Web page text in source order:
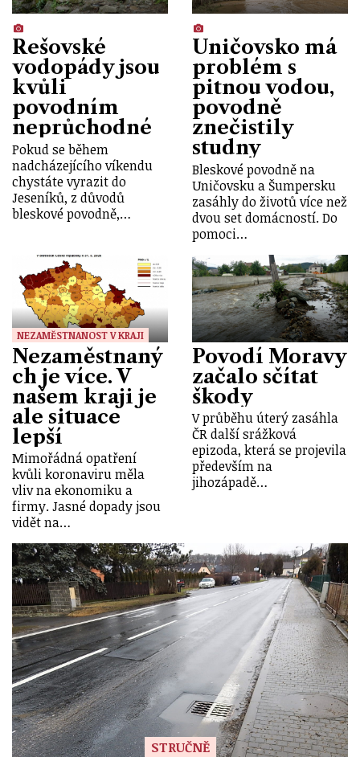
Rešovské
vodopády jsou
kvůli
povodním
neprůchodné
Pokud se během
nadcházejícího víkendu
chystáte vyrazit do
Jeseníků, z důvodů
bleskové povodně,…
Uničovsko má
problém s
pitnou vodou,
povodně
znečistily
studny
Bleskové povodně na
Uničovsku a Šumpersku
zasáhly do životů více než
dvou set domácností. Do
pomoci…
NEZAMĚSTNANOST V KRAJI
Nezaměstnaný
ch je více. V
našem kraji je
ale situace
lepší
Mimořádná opatření
kvůli koronaviru měla
vliv na ekonomiku a
firmy. Jasné dopady jsou
vidět na…
Povodí Moravy
začalo sčítat
škody
V průběhu úterý zasáhla
ČR další srážková
epizoda, která se projevila
především na
jihozápadě…
STRUČNĚ